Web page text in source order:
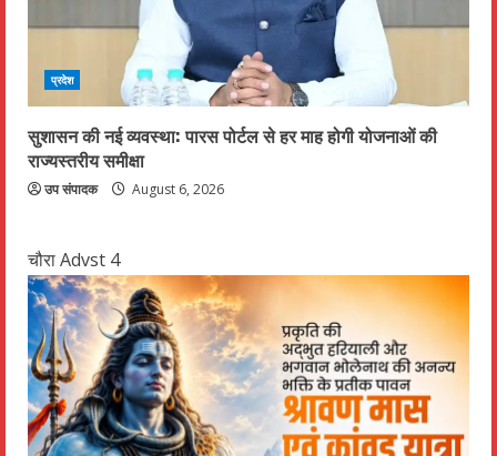
प्रदेश
सुशासन की नई व्यवस्था: पारस पोर्टल से हर माह होगी योजनाओं की
राज्यस्तरीय समीक्षा
उप संपादक August 6, 2026
चौरा Advst 4